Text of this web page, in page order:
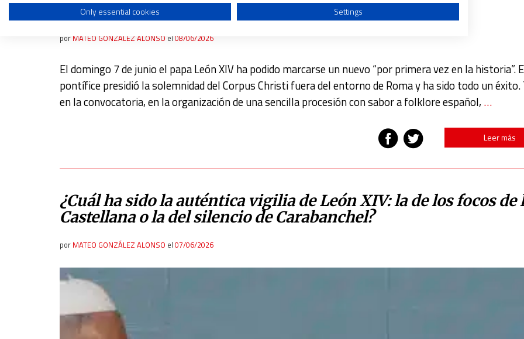
En una visita del Papa no hay actos menores
por MATEO GONZÁLEZ ALONSO el 08/06/2026
El domingo 7 de junio el papa León XIV ha podido marcarse un nuevo “por primera vez en la historia”.
pontífice presidió la solemnidad del Corpus Christi fuera del entorno de Roma y ha sido todo un éxito.
en la convocatoria, en la organización de una sencilla procesión con sabor a folklore español, …
Leer más
¿Cuál ha sido la auténtica vigilia de León XIV: la de los focos de
Castellana o la del silencio de Carabanchel?
por MATEO GONZÁLEZ ALONSO el 07/06/2026
Use profiles to select personalised content
Measure advertising performance
Understand audiences through statistics or combinations of data from different sources
Develop and improve services
Use precise geolocation data
Identify devices based on information actively requested
Non-IAB processing purposes:
Only essential cookies
Settings